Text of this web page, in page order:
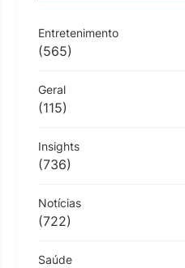
Entretenimento
(565)
Geral
(115)
Insights
(736)
Notícias
(722)
Saúde